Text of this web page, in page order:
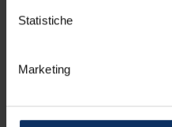
Statistiche
Marketing
Il Piccolo Tibet è
duro del Pianeta: